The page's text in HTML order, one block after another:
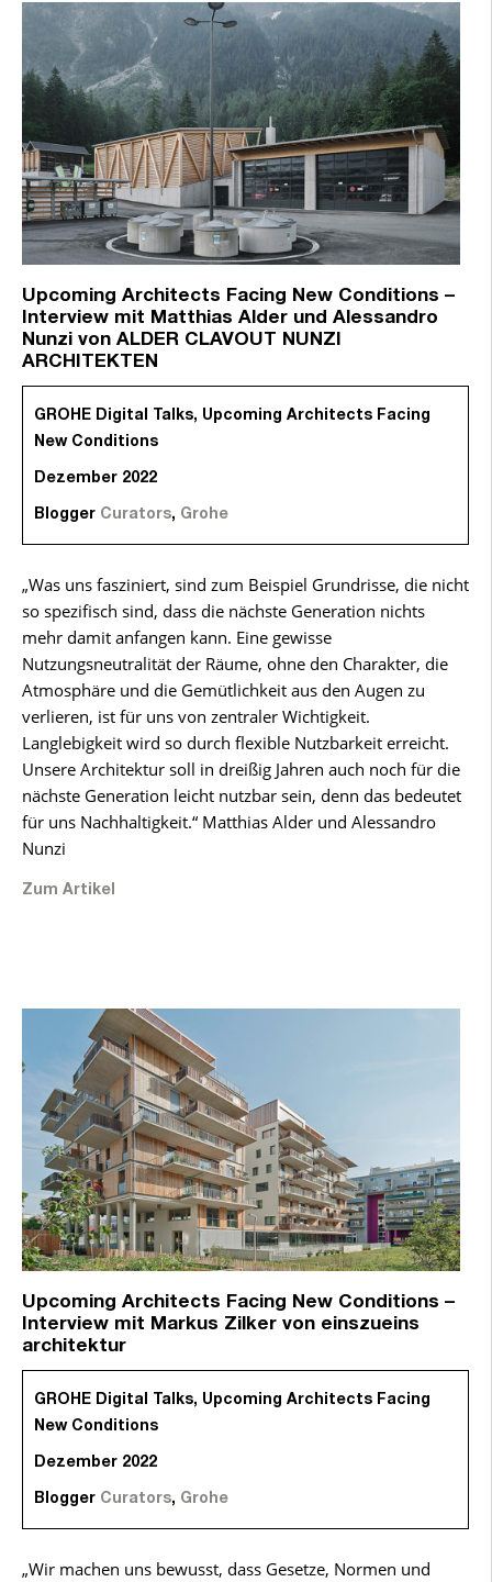
Upcoming Architects Facing New Conditions –
Interview mit Matthias Alder und Alessandro
Nunzi von ALDER CLAVOUT NUNZI
ARCHITEKTEN
GROHE Digital Talks, Upcoming Architects Facing
New Conditions
Dezember 2022
Blogger Curators, Grohe
„Was uns fasziniert, sind zum Beispiel Grundrisse, die nicht
so spezifisch sind, dass die nächste Generation nichts
mehr damit anfangen kann. Eine gewisse
Nutzungsneutralität der Räume, ohne den Charakter, die
Atmosphäre und die Gemütlichkeit aus den Augen zu
verlieren, ist für uns von zentraler Wichtigkeit.
Langlebigkeit wird so durch flexible Nutzbarkeit erreicht.
Unsere Architektur soll in dreißig Jahren auch noch für die
nächste Generation leicht nutzbar sein, denn das bedeutet
für uns Nachhaltigkeit.“ Matthias Alder und Alessandro
Nunzi
Zum Artikel
Upcoming Architects Facing New Conditions –
Interview mit Markus Zilker von einszueins
architektur
GROHE Digital Talks, Upcoming Architects Facing
New Conditions
Dezember 2022
Blogger Curators, Grohe
„Wir machen uns bewusst, dass Gesetze, Normen und